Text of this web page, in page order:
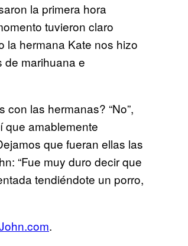
la primera hora
tuvieron claro
la hermana Kate nos hizo
de marihuana e
las hermanas? “No”,
que amablemente
que fueran ellas las
“Fue muy duro decir que
tendiéndote un porro,
.